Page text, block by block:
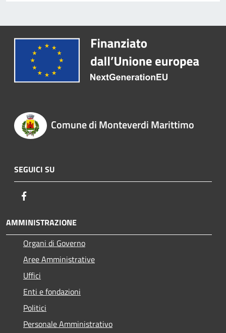
Comune di Monteverdi Marittimo
SEGUICI SU
AMMINISTRAZIONE
Organi di Governo
Aree Amministrative
Uffici
Enti e fondazioni
Politici
Personale Amministrativo